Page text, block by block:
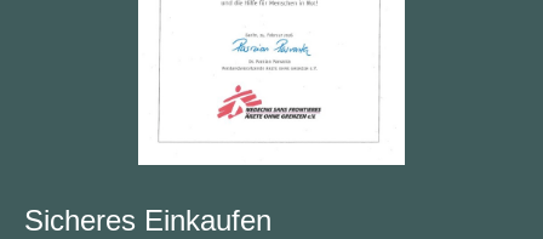
Sicheres Einkaufen